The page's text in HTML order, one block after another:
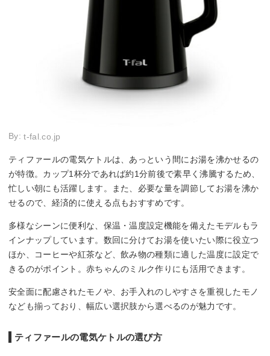
By:t-fal.co.jp
ティファールの電気ケトルは、あっという間にお湯を沸かせるの
が特徴。カップ1杯分であれば約1分前後で素早く沸騰するため、
忙しい朝にも活躍します。また、必要な量を調節してお湯を沸か
せるので、経済的に使える点もおすすめです。
多様なシーンに便利な、保温・温度設定機能を備えたモデルもラ
インナップしています。数回に分けてお湯を使いたい際に役立つ
ほか、コーヒーや紅茶など、飲み物の種類に適した温度に設定で
きるのがポイント。赤ちゃんのミルク作りにも活用できます。
安全面に配慮されたモノや、お手入れのしやすさを重視したモノ
なども揃っており、幅広い選択肢から選べるのが魅力です。
ティファールの電気ケトルの選び方